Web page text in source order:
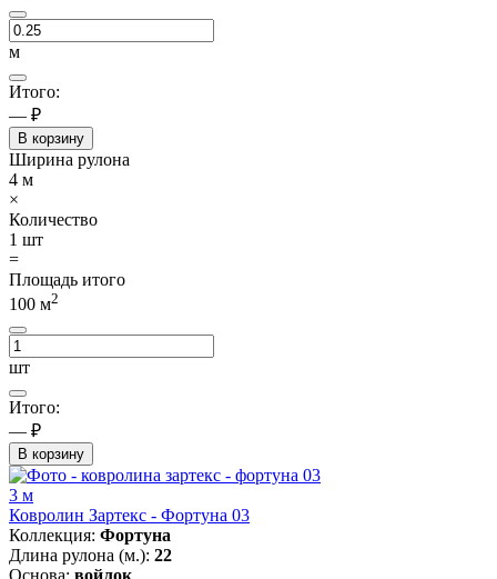
м
Итого:
— ₽
В корзину
Ширина рулона
4 м
×
Количество
1 шт
=
Площадь итого
100 м2
шт
Итого:
— ₽
В корзину
3 м
Ковролин Зартекс - Фортуна 03
Коллекция: Фортуна
Длина рулона (м.): 22